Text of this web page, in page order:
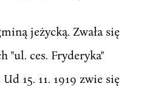
jeżycką. Zwała się
"ul. ces. Fryderyka"
15. 11. 1919 zwie się